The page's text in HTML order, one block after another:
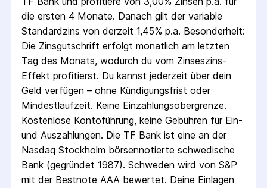
die ersten 4 Monate. Danach gilt der variable
Standardzins von derzeit 1,45% p.a. Besonderheit:
Die Zinsgutschrift erfolgt monatlich am letzten
Tag des Monats, wodurch du vom Zinseszins-
Effekt profitierst. Du kannst jederzeit über dein
Geld verfügen – ohne Kündigungsfrist oder
Mindestlaufzeit. Keine Einzahlungsobergrenze.
Kostenlose Kontoführung, keine Gebühren für Ein-
und Auszahlungen. Die TF Bank ist eine an der
Nasdaq Stockholm börsennotierte schwedische
Bank (gegründet 1987). Schweden wird von S&P
mit der Bestnote AAA bewertet. Deine Einlagen